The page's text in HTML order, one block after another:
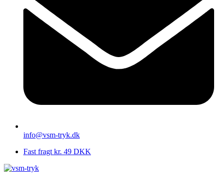
info@vsm-tryk.dk
Fast fragt kr. 49 DKK